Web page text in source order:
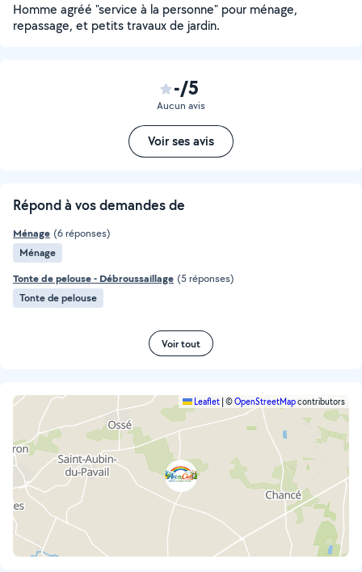
Homme agréé "service à la personne" pour ménage,
repassage, et petits travaux de jardin.
-/5
Aucun avis
Voir ses avis
Répond à vos demandes de
Ménage (6 réponses)
Ménage
Tonte de pelouse - Débroussaillage (5 réponses)
Tonte de pelouse
Voir tout
Leaflet ©OpenStreetMapcontributors